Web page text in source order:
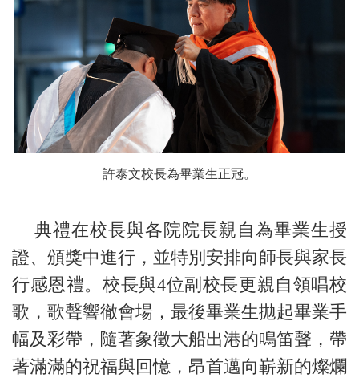
許泰文校長為畢業生正冠。
典禮在校長與各院院長親自為畢業生授
證、頒獎中進行，並特別安排向師長與家長
行感恩禮。校長與4位副校長更親自領唱校
歌，歌聲響徹會場，最後畢業生拋起畢業手
幅及彩帶，隨著象徵大船出港的鳴笛聲，帶
著滿滿的祝福與回憶，昂首邁向嶄新的燦爛